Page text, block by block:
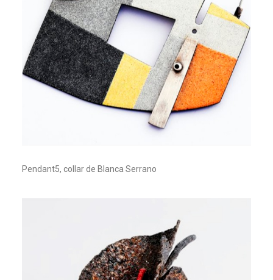
Pendant5, collar de Blanca Serrano